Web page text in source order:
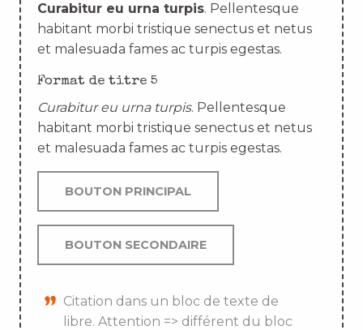
Curabitur eu urna turpis. Pellentesque
habitant morbi tristique senectus et netus
et malesuada fames ac turpis egestas.
Format de titre 5
Curabitur eu urna turpis. Pellentesque
habitant morbi tristique senectus et netus
et malesuada fames ac turpis egestas.
BOUTON PRINCIPAL
BOUTON SECONDAIRE
Citation dans un bloc de texte de
libre. Attention => différent du bloc